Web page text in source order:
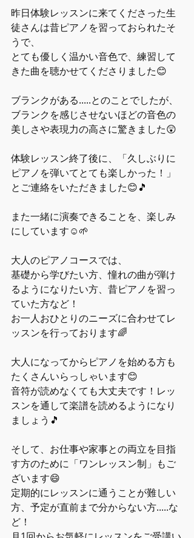
昨日体験レッスンに来てくださった生
徒さんは昔ピアノを習っておられたそ
うで、
とても優しく温かい音色で、練習して
きた曲を聴かせてくださりました😊
ブランクがある.....とのことでしたが、
ブランクを感じさせないほどの音色の
美しさや表現力の高さに驚きました😲
体験レッスン終了後に、「久しぶりに
ピアノを弾いてとても楽しかった！」
とご連絡をいただきました😊🎵
また一緒に演奏できることを、楽しみ
にしています☺🌱
大人のピアノコースでは、
基礎から学びたい方、憧れの曲が弾け
るようになりたい方、昔ピアノを習っ
ていた方など！
お一人おひとりのニーズに合わせてレ
ッスンを行っております🌈
大人になってからピアノを始める方も
たくさんいらっしゃいます😊
音符が読めなくても大丈夫です！レッ
スンを通して楽譜を読めるようになり
ましょう🎵
そして、お仕事や家事との両立を目指
す方のために「ワンレッスン制」もご
ざいます😄
定期的にレッスンに通うことが難しい
方、予定が直前まで分からない方.....な
ど！